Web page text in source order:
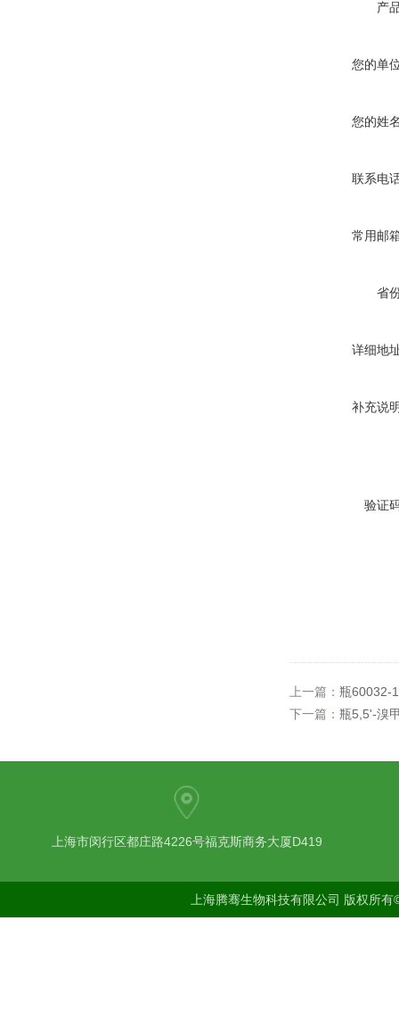
产
您的单
您的姓
联系电
常用邮
省
详细地
补充说
验证
上一篇： 瓶60032-
下一篇： 瓶5,5'-溴
上海市闵行区都庄路4226号福克斯商务大厦D419
上海腾骞生物科技有限公司 版权所